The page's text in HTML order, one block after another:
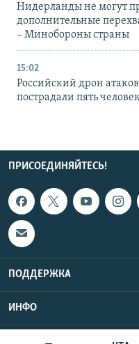
Нидерланды не могут
дополнительные
– Минобороны страны
15:02
Российский дрон
пострадали пять
ПРИСОЕДИНЯЙТЕСЬ!
ПОДДЕРЖКА
ИНФО